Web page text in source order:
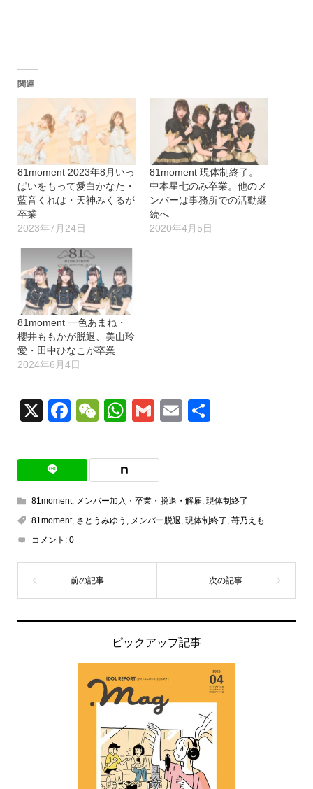
関連
81moment 2023年8月いっ
ぱいをもって愛白かなた・
藍音くれは・天神みくるが
卒業
2023年7月24日
81moment 現体制終了。
中本星七のみ卒業。他のメ
ンバーは事務所での活動継
続へ
2020年4月5日
81moment 一色あまね・
櫻井ももかが脱退、美山玲
愛・田中ひなこが卒業
2024年6月4日
X Facebook
WeChat
WhatsApp
GmailEmail
81moment, メンバー加入・卒業・脱退・解雇, 現体制終了
81moment, さとうみゆう , メンバー脱退, 現体制終了 , 苺乃えも
コメント: 0
ピックアップ記事